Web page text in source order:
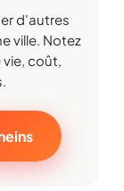
d'autres
ville. Notez
vie, coût,